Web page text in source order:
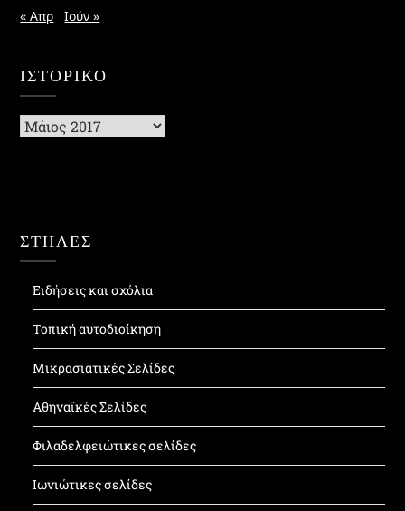
« Απρ
Ιούν »
ΙΣΤΟΡΙΚΌ
Ιστορικό
ΣΤΗΛΕΣ
Ειδήσεις και σχόλια
Τοπική αυτοδιοίκηση
Μικρασιατικές Σελίδες
Αθηναϊκές Σελίδες
Φιλαδελφειώτικες σελίδες
Ιωνιώτικες σελίδες